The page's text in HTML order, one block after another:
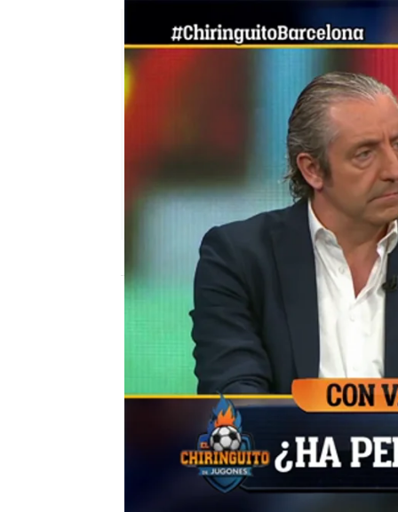
El Chiringuito
Madrid
Publicado: 09 de mayo de 2019, 02:13
El Chiringuito de Jugones